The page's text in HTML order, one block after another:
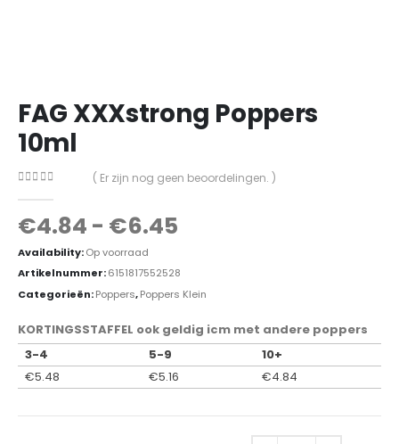
FAG XXXstrong Poppers
10ml
( Er zijn nog geen beoordelingen. )
€4.84 - €6.45
Availability:Op voorraad
Artikelnummer:6151817552528
Categorieën:Poppers,Poppers Klein
KORTINGSSTAFFEL ook geldig icm met andere poppers
3-4
5-9
10+
€5.48 €5.16 €4.84